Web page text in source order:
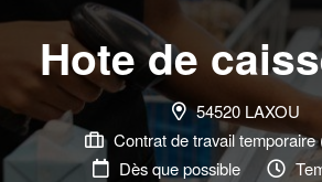
Hote de
54520 LAXOU
Contrat de travail temporaire
Dès que possible